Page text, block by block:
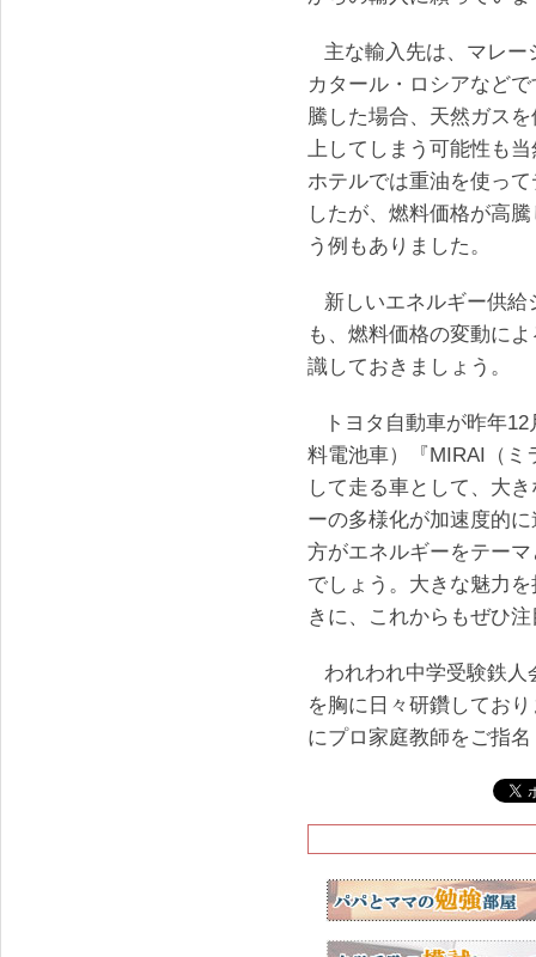
主な輸入先は、マレ
カタール・ロシアなど
騰した場合、天然ガス
上してしまう可能性も
ホテルでは重油を使っ
したが、燃料価格が高
う例もありました。
新しいエネルギー供
も、燃料価格の変動に
識しておきましょう。
トヨタ自動車が昨年
料電池車）『MIRAI（ミ
して走る車として、大
ーの多様化が加速度的
方がエネルギーをテー
でしょう。大きな魅力
きに、これからもぜひ
われわれ中学受験鉄
を胸に日々研鑽してお
にプロ家庭教師をご指